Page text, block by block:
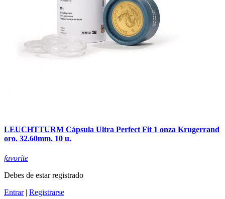
LEUCHTTURM Cápsula Ultra Perfect Fit 1 onza Krugerrand
oro. 32.60mm. 10 u.
favorite
Debes de estar registrado
Entrar| Registrarse